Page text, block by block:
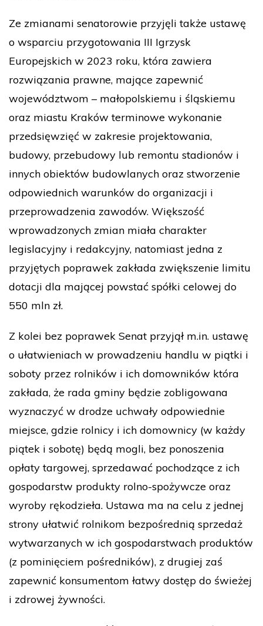
Ze zmianami senatorowie przyjęli także ustawę
o wsparciu przygotowania III Igrzysk
Europejskich w 2023 roku, która zawiera
rozwiązania prawne, mające zapewnić
województwom – małopolskiemu i śląskiemu
oraz miastu Kraków terminowe wykonanie
przedsięwzięć w zakresie projektowania,
budowy, przebudowy lub remontu stadionów i
innych obiektów budowlanych oraz stworzenie
odpowiednich warunków do organizacji i
przeprowadzenia zawodów. Większość
wprowadzonych zmian miała charakter
legislacyjny i redakcyjny, natomiast jedna z
przyjętych poprawek zakłada zwiększenie limitu
dotacji dla mającej powstać spółki celowej do
550 mln zł.
Z kolei bez poprawek Senat przyjął m.in. ustawę
o ułatwieniach w prowadzeniu handlu w piątki i
soboty przez rolników i ich domowników która
zakłada, że rada gminy będzie zobligowana
wyznaczyć w drodze uchwały odpowiednie
miejsce, gdzie rolnicy i ich domownicy (w każdy
piątek i sobotę) będą mogli, bez ponoszenia
opłaty targowej, sprzedawać pochodzące z ich
gospodarstw produkty rolno-spożywcze oraz
wyroby rękodzieła. Ustawa ma na celu z jednej
strony ułatwić rolnikom bezpośrednią sprzedaż
wytwarzanych w ich gospodarstwach produktów
(z pominięciem pośredników), z drugiej zaś
zapewnić konsumentom łatwy dostęp do świeżej
i zdrowej żywności.